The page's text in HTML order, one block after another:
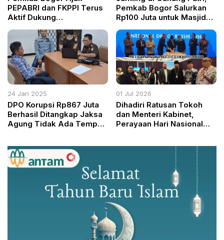
PEPABRI dan FKPPI Terus
Aktif Dukung
Pemkab Bogor Salurkan
Rp100 Juta untuk Masjid
24 Jan 2025
DPO Korupsi Rp867 Juta
Berhasil Ditangkap Jaksa
Agung Tidak Ada Tempat
01 Jul 2026
Dihadiri Ratusan Tokoh
dan Menteri Kabinet,
Perayaan Hari Nasional